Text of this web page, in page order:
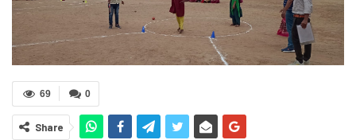
0
69
Share